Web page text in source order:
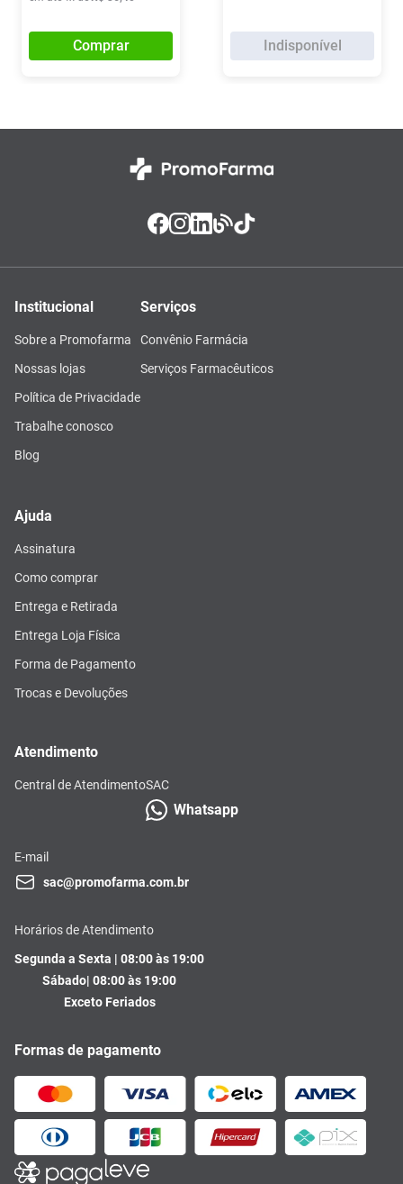
Comprar Indisponível
Institucional
Sobre a Promofarma
Nossas lojas
Política de Privacidade
Trabalhe conosco
Blog
Serviços
Convênio Farmácia
Serviços Farmacêuticos
Ajuda
Assinatura
Como comprar
Entrega e Retirada
Entrega Loja Física
Forma de Pagamento
Trocas e Devoluções
Atendimento
Central de AtendimentoSAC
Whatsapp
E-mail
sac@promofarma.com.br
Horários de Atendimento
Segunda a Sexta | 08:00 às 19:00
Sábado| 08:00 às 19:00
Exceto Feriados
Formas de pagamento